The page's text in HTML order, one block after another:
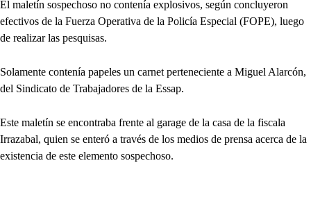
El maletín sospechoso no contenía explosivos, según concluyeron
efectivos de la Fuerza Operativa de la Policía Especial (FOPE), luego
de realizar las pesquisas.
Solamente contenía papeles un carnet perteneciente a Miguel Alarcón,
del Sindicato de Trabajadores de la Essap.
Este maletín se encontraba frente al garage de la casa de la fiscala
Irrazabal, quien se enteró a través de los medios de prensa acerca de la
existencia de este elemento sospechoso.